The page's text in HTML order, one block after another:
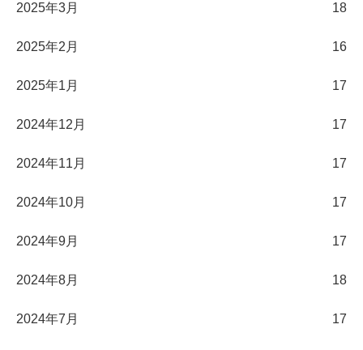
2025年3月 18
2025年2月 16
2025年1月 17
2024年12月 17
2024年11月 17
2024年10月 17
2024年9月 17
2024年8月 18
2024年7月 17